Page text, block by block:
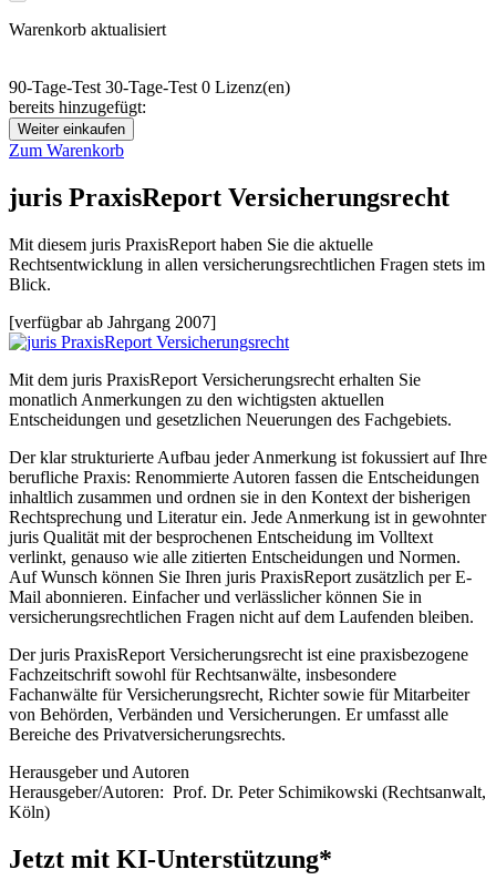
Warenkorb aktualisiert
90-Tage-Test 30-Tage-Test 0 Lizenz(en)
bereits hinzugefügt:
Weiter einkaufen
Zum Warenkorb
juris PraxisReport Versicherungsrecht
Mit diesem juris PraxisReport haben Sie die aktuelle
Rechtsentwicklung in allen versicherungsrechtlichen Fragen stets im
Blick.
[verfügbar ab Jahrgang 2007]
Mit dem juris PraxisReport Versicherungsrecht erhalten Sie
monatlich Anmerkungen zu den wichtigsten aktuellen
Entscheidungen und gesetzlichen Neuerungen des Fachgebiets.
Der klar strukturierte Aufbau jeder Anmerkung ist fokussiert auf Ihre
berufliche Praxis: Renommierte Autoren fassen die Entscheidungen
inhaltlich zusammen und ordnen sie in den Kontext der bisherigen
Rechtsprechung und Literatur ein. Jede Anmerkung ist in gewohnter
juris Qualität mit der besprochenen Entscheidung im Volltext
verlinkt, genauso wie alle zitierten Entscheidungen und Normen.
Auf Wunsch können Sie Ihren juris PraxisReport zusätzlich per E-
Mail abonnieren. Einfacher und verlässlicher können Sie in
versicherungsrechtlichen Fragen nicht auf dem Laufenden bleiben.
Der juris PraxisReport Versicherungsrecht ist eine praxisbezogene
Fachzeitschrift sowohl für Rechtsanwälte, insbesondere
Fachanwälte für Versicherungsrecht, Richter sowie für Mitarbeiter
von Behörden, Verbänden und Versicherungen. Er umfasst alle
Bereiche des Privatversicherungsrechts.
Herausgeber und Autoren
Herausgeber/Autoren: Prof. Dr. Peter Schimikowski (Rechtsanwalt,
Köln)
Jetzt mit KI-Unterstützung*